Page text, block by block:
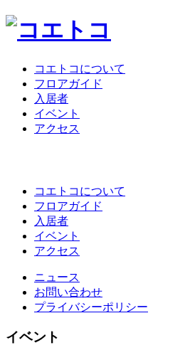
コエトコについて
フロアガイド
入居者
イベント
アクセス
コエトコについて
フロアガイド
入居者
イベント
アクセス
ニュース
お問い合わせ
プライバシーポリシー
イベント